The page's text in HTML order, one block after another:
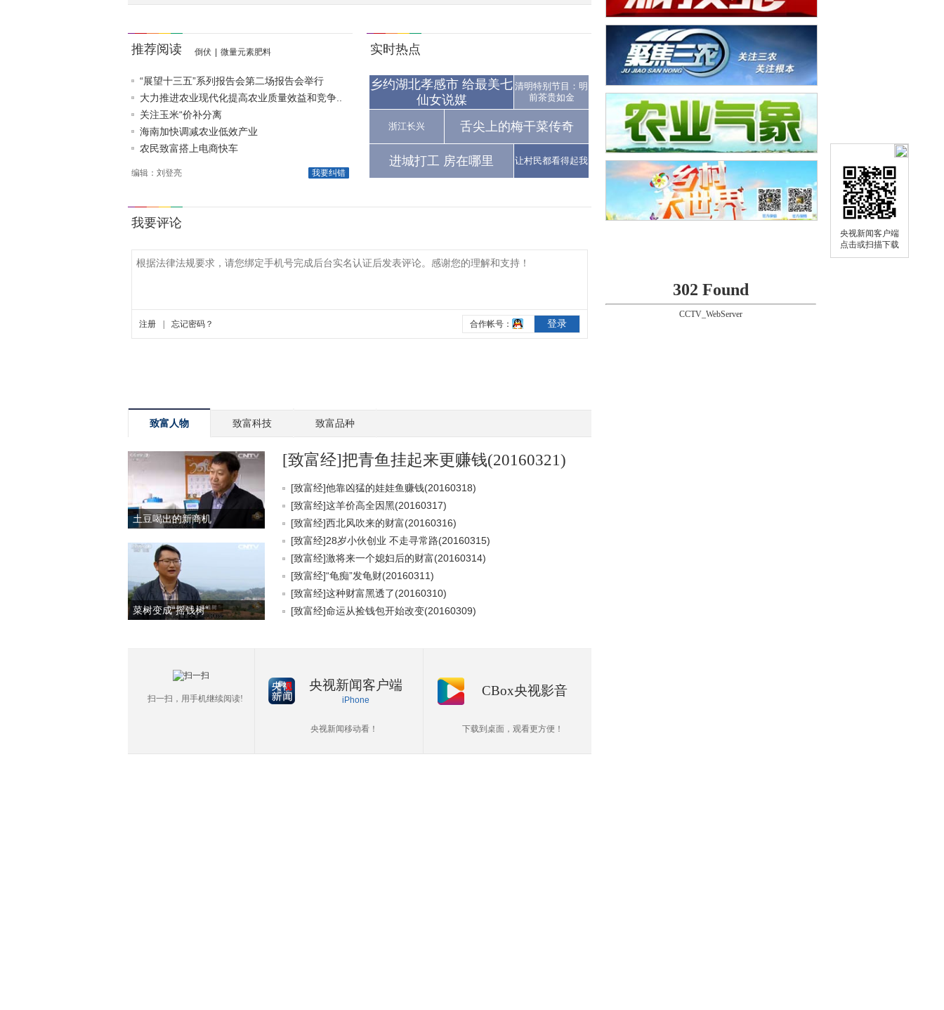
央视新闻客户端
点击或扫描下载
推荐阅读 倒伏 微量元素肥料
“展望十三五”系列报告会第二场报告会举行
大力推进农业现代化提高农业质量效益和竞争..
关注玉米“价补分离
海南加快调减农业低效产业
农民致富搭上电商快车
我要纠错
编辑：刘登亮
实时热点
乡约湖北孝感市 给最美七
仙女说媒
清明特别节目：明
前茶贵如金
浙江长兴 舌尖上的梅干菜传奇
进城打工 房在哪里 让村民都看得起我
致富人物 致富科技 致富品种
土豆喝出的新商机
菜树变成“摇钱树”
[致富经]把青鱼挂起来更赚钱(20160321)
[致富经]他靠凶猛的娃娃鱼赚钱(20160318)
[致富经]这羊价高全因黑(20160317)
[致富经]西北风吹来的财富(20160316)
[致富经]28岁小伙创业 不走寻常路(20160315)
[致富经]激将来一个媳妇后的财富(20160314)
[致富经]“龟痴”发龟财(20160311)
[致富经]这种财富黑透了(20160310)
[致富经]命运从捡钱包开始改变(20160309)
扫一扫，用手机继续阅读!
央视新闻客户端
iPhone
央视新闻移动看！
CBox央视影音
下载到桌面，观看更方便！
302 Found
CCTV_WebServer